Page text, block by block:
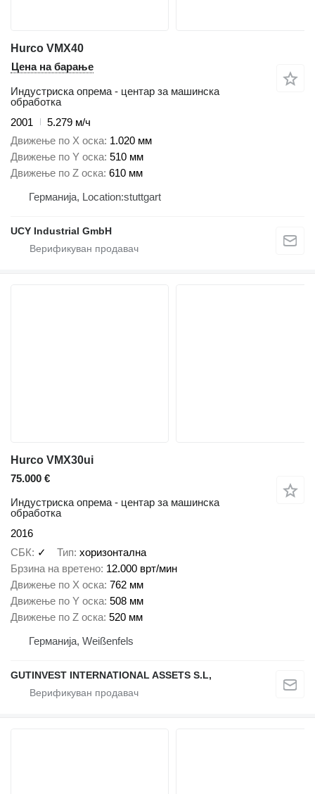
Hurco VMX40
Цена на барање
Индустриска опрема - центар за машинска
обработка
2001
5.279 м/ч
Движење по Х оска 1.020 мм
Движење по Y оска 510 мм
Движење по Z оска 610 мм
Германија, Location:stuttgart
UCY Industrial GmbH
Hurco VMX30ui
75.000 €
Индустриска опрема - центар за машинска
обработка
2016
СБК
✓ Тип хоризонтална
Брзина на вретено 12.000 врт/мин
Движење по Х оска 762 мм
Движење по Y оска 508 мм
Движење по Z оска 520 мм
Германија, Weißenfels
GUTINVEST INTERNATIONAL ASSETS S.L,